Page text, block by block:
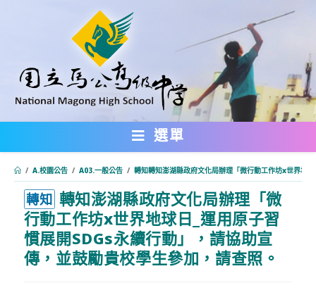
內
選單
/ A.校園公告 / A03.一般公告 / 轉知轉知澎湖縣政府文化局辦理「微行動工作坊x世界地
轉知 轉知澎湖縣政府文化局辦理「微
行動工作坊x世界地球日_運用原子習
慣展開SDGs永續行動」，請協助宣
傳，並鼓勵貴校學生參加，請查照。